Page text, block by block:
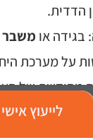
הדדית.
בגידה או משבר
על מערכת
מחודשת של
ובעבודה
לייעוץ